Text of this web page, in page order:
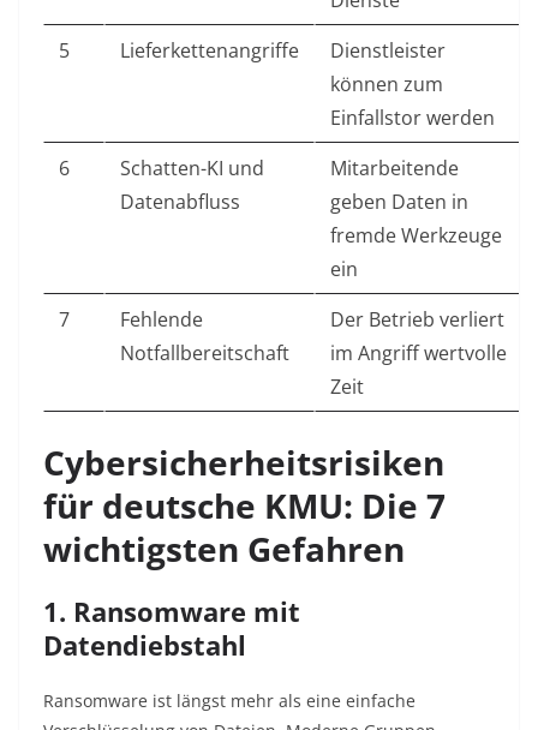
5
Lieferkettenangriffe
Dienstleister
können zum
Einfallstor werden
6
Schatten-KI und
Datenabfluss
Mitarbeitende
geben Daten in
fremde Werkzeuge
ein
7
Fehlende
Notfallbereitschaft
Der Betrieb verliert
im Angriff wertvolle
Zeit
Cybersicherheitsrisiken
für deutsche KMU: Die 7
wichtigsten Gefahren
1. Ransomware mit
Datendiebstahl
Ransomware ist längst mehr als eine einfache